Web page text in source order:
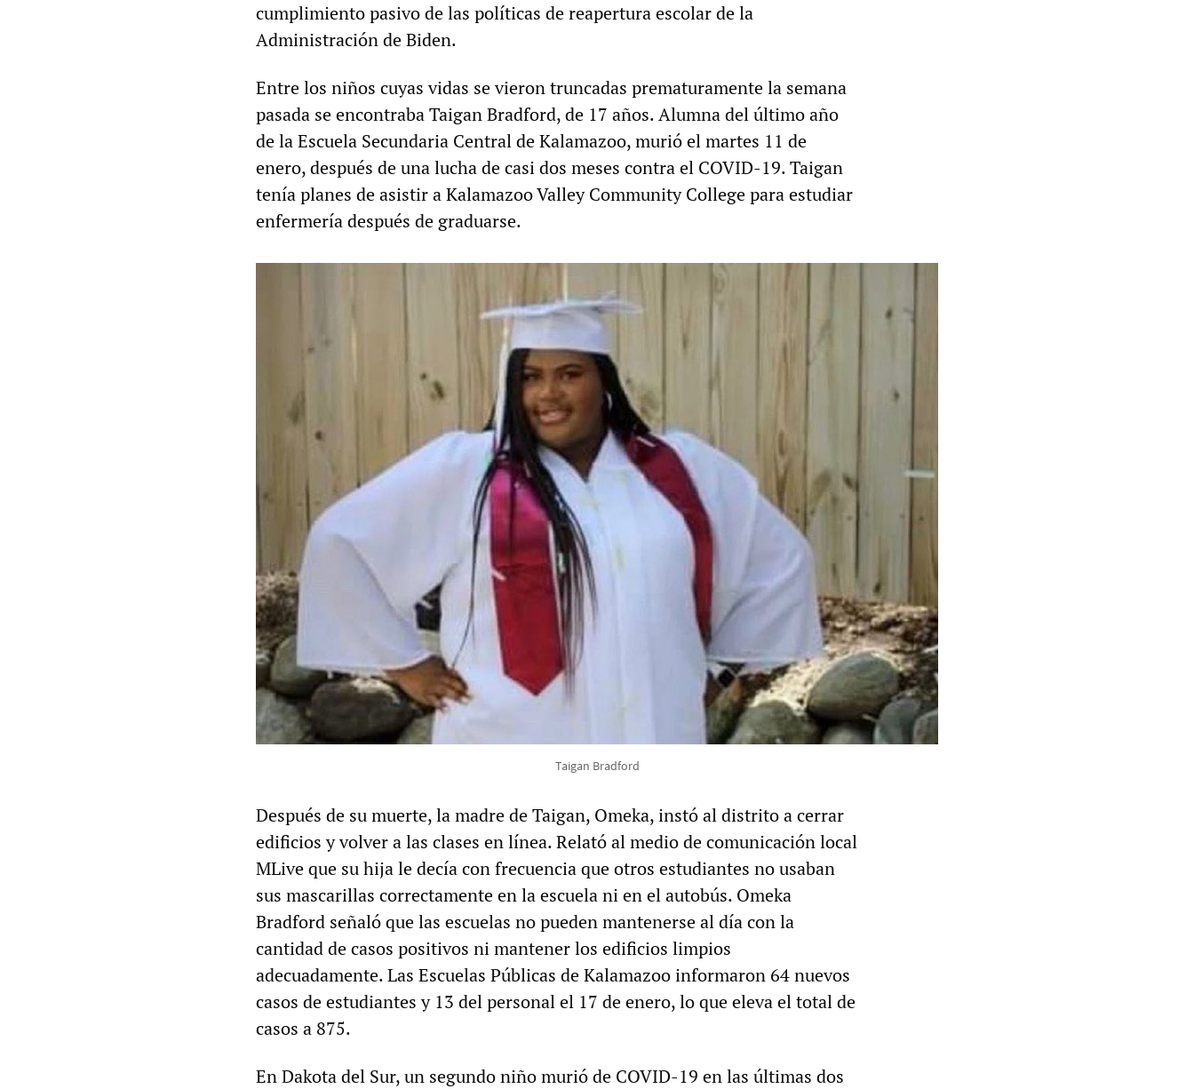
cumplimiento pasivo de las políticas de reapertura escolar de la
Administración de Biden.
Entre los niños cuyas vidas se vieron truncadas prematuramente la semana
pasada se encontraba Taigan Bradford, de 17 años. Alumna del último año
de la Escuela Secundaria Central de Kalamazoo, murió el martes 11 de
enero, después de una lucha de casi dos meses contra el COVID-19. Taigan
tenía planes de asistir a Kalamazoo Valley Community College para estudiar
enfermería después de graduarse.
Taigan Bradford
Después de su muerte, la madre de Taigan, Omeka, instó al distrito a cerrar
edificios y volver a las clases en línea. Relató al medio de comunicación local
MLive que su hija le decía con frecuencia que otros estudiantes no usaban
sus mascarillas correctamente en la escuela ni en el autobús. Omeka
Bradford señaló que las escuelas no pueden mantenerse al día con la
cantidad de casos positivos ni mantener los edificios limpios
adecuadamente. Las Escuelas Públicas de Kalamazoo informaron 64 nuevos
casos de estudiantes y 13 del personal el 17 de enero, lo que eleva el total de
casos a 875.
En Dakota del Sur, un segundo niño murió de COVID-19 en las últimas dos